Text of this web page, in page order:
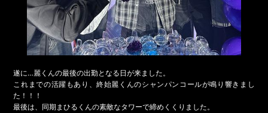
遂に…麗くんの最後の出勤となる日が来ました。
これまでの活躍もあり、終始麗くんのシャンパンコールが鳴り響きまし
た！！！
最後は、同期まひるくんの素敵なタワーで締めくくりました。